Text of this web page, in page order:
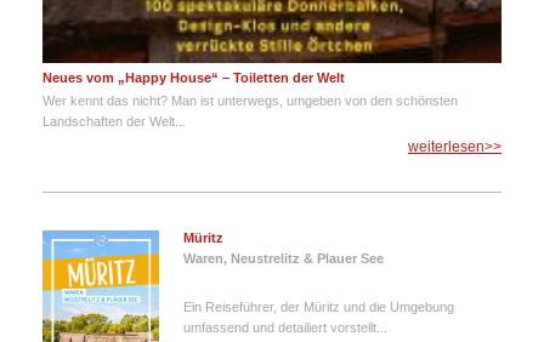
Neues vom „Happy House“ – Toiletten der Welt
Wer kennt das nicht? Man ist unterwegs, umgeben von den schönsten
Landschaften der Welt...
weiterlesen>>
Müritz
Waren, Neustrelitz & Plauer See
Ein Reiseführer, der Müritz und die Umgebung
umfassend und detailiert vorstellt...